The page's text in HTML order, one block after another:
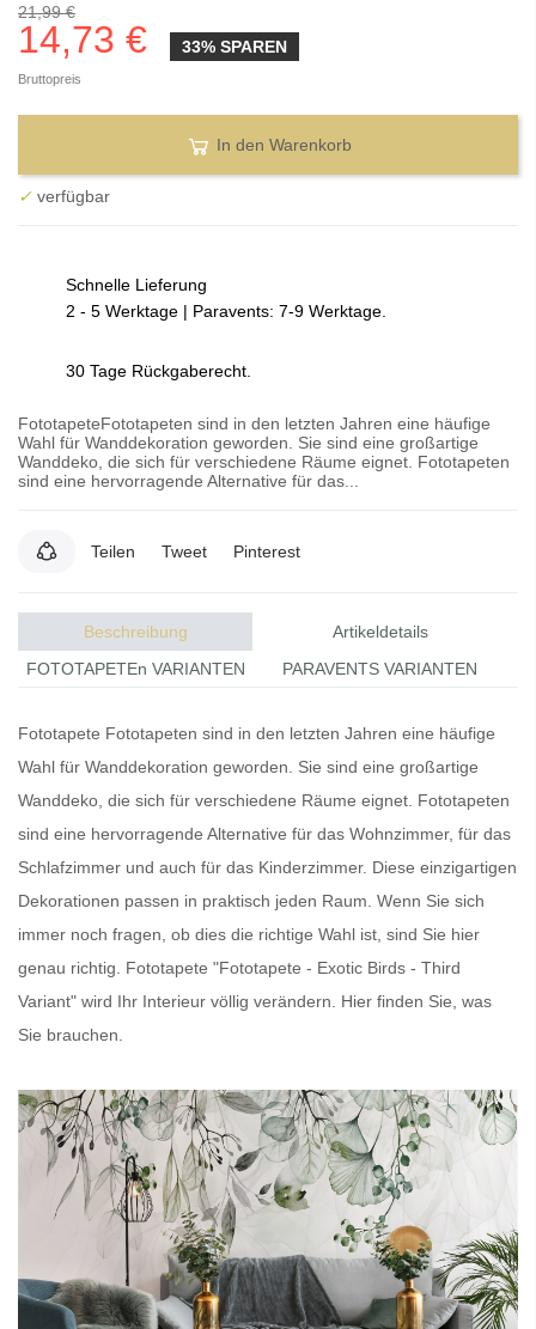
21,99 €
14,73 € 33% SPAREN
Bruttopreis
In den Warenkorb
✓ verfügbar
Schnelle Lieferung
2 - 5 Werktage | Paravents: 7-9 Werktage.
30 Tage Rückgaberecht.
FototapeteFototapeten sind in den letzten Jahren eine häufige
Wahl für Wanddekoration geworden. Sie sind eine großartige
Wanddeko, die sich für verschiedene Räume eignet. Fototapeten
sind eine hervorragende Alternative für das...
Teilen Tweet Pinterest
Beschreibung
Artikeldetails
FOTOTAPETEn VARIANTEN
PARAVENTS VARIANTEN
Fototapete Fototapeten sind in den letzten Jahren eine häufige
Wahl für Wanddekoration geworden. Sie sind eine großartige
Wanddeko, die sich für verschiedene Räume eignet. Fototapeten
sind eine hervorragende Alternative für das Wohnzimmer, für das
Schlafzimmer und auch für das Kinderzimmer. Diese einzigartigen
Dekorationen passen in praktisch jeden Raum. Wenn Sie sich
immer noch fragen, ob dies die richtige Wahl ist, sind Sie hier
genau richtig. Fototapete "Fototapete - Exotic Birds - Third
Variant" wird Ihr Interieur völlig verändern. Hier finden Sie, was
Sie brauchen.